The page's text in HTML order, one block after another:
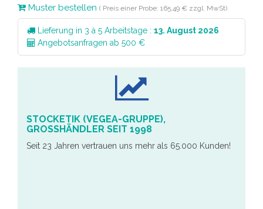
Muster bestellen ( Preis einer Probe: 165,49 € zzgl. MwSt)
Lieferung in 3 à 5 Arbeitstage : 13. August 2026
Angebotsanfragen ab 500 €
STOCKETIK (VEGEA-GRUPPE),
GROSSHÄNDLER SEIT 1998
Seit 23 Jahren vertrauen uns mehr als 65.000 Kunden!